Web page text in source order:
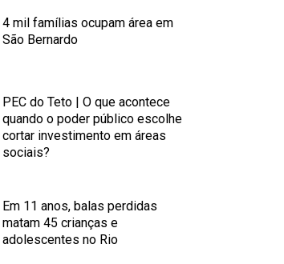
4 mil famílias ocupam área em
São Bernardo
PEC do Teto | O que acontece
quando o poder público escolhe
cortar investimento em áreas
sociais?
Em 11 anos, balas perdidas
matam 45 crianças e
adolescentes no Rio